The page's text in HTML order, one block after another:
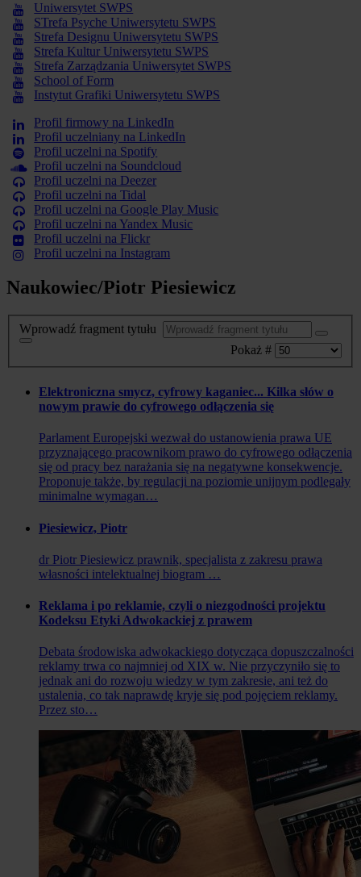
Uniwersytet SWPS
STrefa Psyche Uniwersytetu SWPS
Strefa Designu Uniwersytetu SWPS
Strefa Kultur Uniwersytetu SWPS
Strefa Zarządzania Uniwersytet SWPS
School of Form
Instytut Grafiki Uniwersytetu SWPS
Profil firmowy na LinkedIn
Profil uczelniany na LinkedIn
Profil uczelni na Spotify
Profil uczelni na Soundcloud
Profil uczelni na Deezer
Profil uczelni na Tidal
Profil uczelni na Google Play Music
Profil uczelni na Yandex Music
Profil uczelni na Flickr
Profil uczelni na Instagram
Naukowiec/Piotr Piesiewicz
Wprowadź fragment tytułu
Pokaż #
Elektroniczna smycz, cyfrowy kaganiec... Kilka słów o
nowym prawie do cyfrowego odłączenia się
Parlament Europejski wezwał do ustanowienia prawa UE
przyznającego pracownikom prawo do cyfrowego odłączenia
się od pracy bez narażania się na negatywne konsekwencje.
Proponuje także, by regulacji na poziomie unijnym podlegały
minimalne wymagan…
Piesiewicz, Piotr
dr Piotr Piesiewicz prawnik, specjalista z zakresu prawa
własności intelektualnej biogram …
Reklama i po reklamie, czyli o niezgodności projektu
Kodeksu Etyki Adwokackiej z prawem
Debata środowiska adwokackiego dotycząca dopuszczalności
reklamy trwa co najmniej od XIX w. Nie przyczyniło się to
jednak ani do rozwoju wiedzy w tym zakresie, ani też do
ustalenia, co tak naprawdę kryje się pod pojęciem reklamy.
Przez sto…